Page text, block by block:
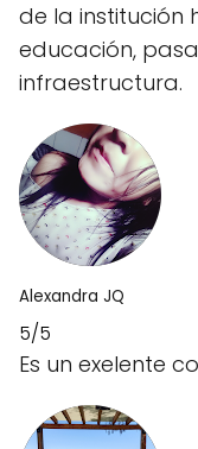
de la
educación,
infraestructura.
Alexandra JQ
5/5
Es un exelente